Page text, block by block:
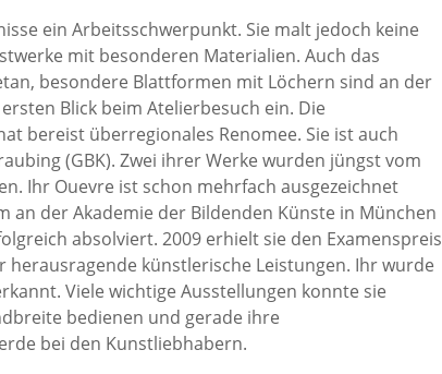
ein Arbeitsschwerpunkt. Sie malt jedoch keine
mit besonderen Materialien. Auch das
besondere Blattformen mit Löchern sind an der
Blick beim Atelierbesuch ein. Die
bereist überregionales Renomee. Sie ist auch
(GBK). Zwei ihrer Werke wurden jüngst vom
Ihr Ouevre ist schon mehrfach ausgezeichnet
an der Akademie der Bildenden Künste in München
absolviert. 2009 erhielt sie den Examenspreis
künstlerische Leistungen. Ihr wurde
Viele wichtige Ausstellungen konnte sie
bedienen und gerade ihre
bei den Kunstliebhabern.